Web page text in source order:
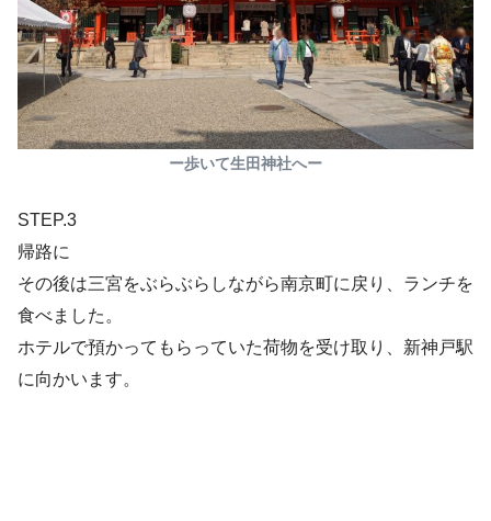
ー歩いて生田神社へー
STEP.3
帰路に
その後は三宮をぶらぶらしながら南京町に戻り、ランチを
食べました。
ホテルで預かってもらっていた荷物を受け取り、新神戸駅
に向かいます。